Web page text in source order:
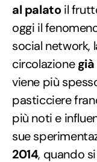
al palatoil
oggi il
social network,
circolazione
viene più
pasticciere
più noti e
sue
2014, quando